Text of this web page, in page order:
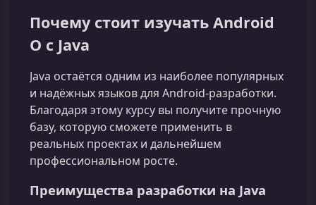
Почему стоит изучать Android
O с Java
Java остаётся одним из наиболее популярных
и надёжных языков для Android‑разработки.
Благодаря этому курсу вы получите прочную
базу, которую сможете применить в
реальных проектах и дальнейшем
профессиональном росте.
Преимущества разработки на Java